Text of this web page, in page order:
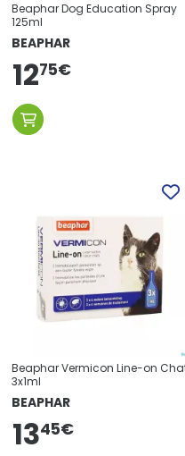
Beaphar Dog Education Spray
125ml
BEAPHAR
1275€
Beaphar Vermicon Line-on
3x1ml
BEAPHAR
1345€